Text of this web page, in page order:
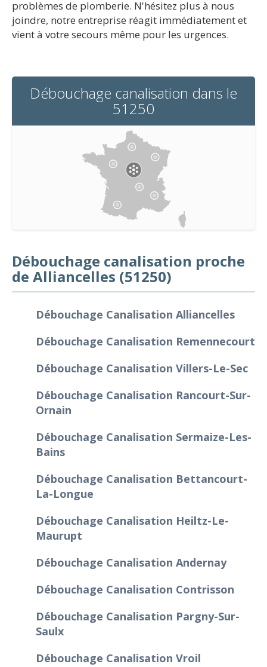
problèmes de plomberie. N'hésitez plus à nous
joindre, notre entreprise réagit immédiatement et
vient à votre secours même pour les urgences.
Débouchage canalisation dans le
51250
Débouchage canalisation proche
de Alliancelles (51250)
Débouchage Canalisation Alliancelles
Débouchage Canalisation Remennecourt
Débouchage Canalisation Villers-Le-Sec
Débouchage Canalisation Rancourt-Sur-
Ornain
Débouchage Canalisation Sermaize-Les-
Bains
Débouchage Canalisation Bettancourt-
La-Longue
Débouchage Canalisation Heiltz-Le-
Maurupt
Débouchage Canalisation Andernay
Débouchage Canalisation Contrisson
Débouchage Canalisation Pargny-Sur-
Saulx
Débouchage Canalisation Vroil